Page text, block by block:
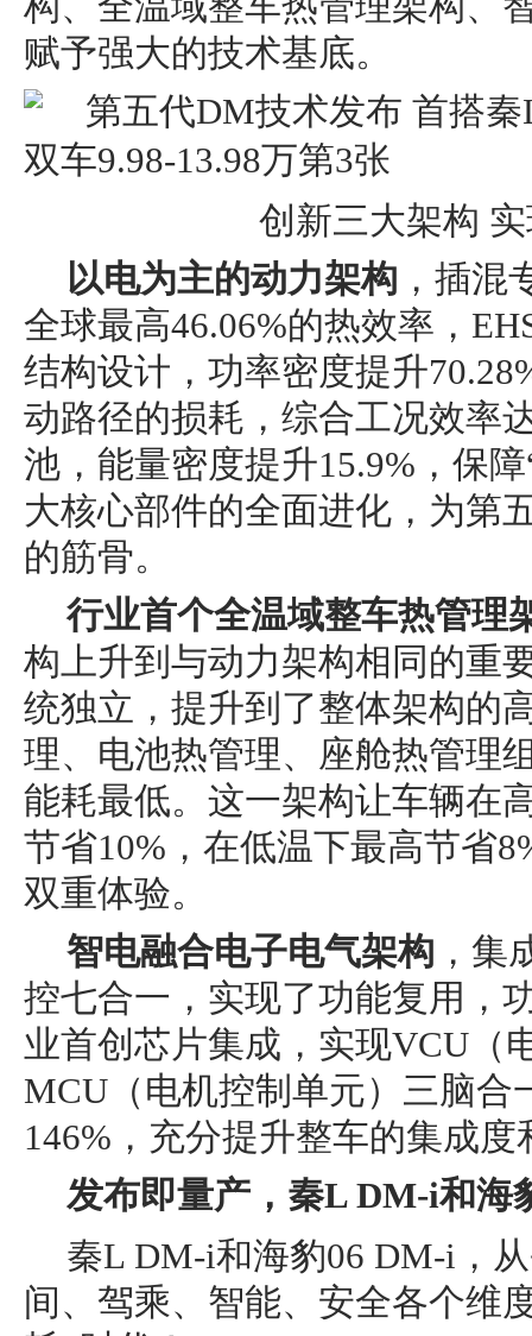
赋予强大的技术基底。
创新三大架构
以电为主的动力架构 ，插混
全球最高46.06%的热效率，
结构设计，功率密度提升
动路径的损耗，综合工况效率
池，能量密度提升15.9%，保
大核心部件的全面进化，为第
的筋骨。
行业首个全温域整车热管理
构上升到与动力架构相同的重
统独立，提升到了整体架构的
理、电池热管理、座舱热管理
能耗最低。这一架构让车辆在
节省10%，在低温下最高节省
双重体验。
智电融合电子电气架构 ，集
控七合一，实现了功能复用，
业首创芯片集成，实现VCU（
MCU（电机控制单元）三脑合
146%，充分提升整车的集成度
发布即量产，秦L DM-i和海
秦L DM-i和海豹06 DM-i，
间、驾乘、智能、安全各个维